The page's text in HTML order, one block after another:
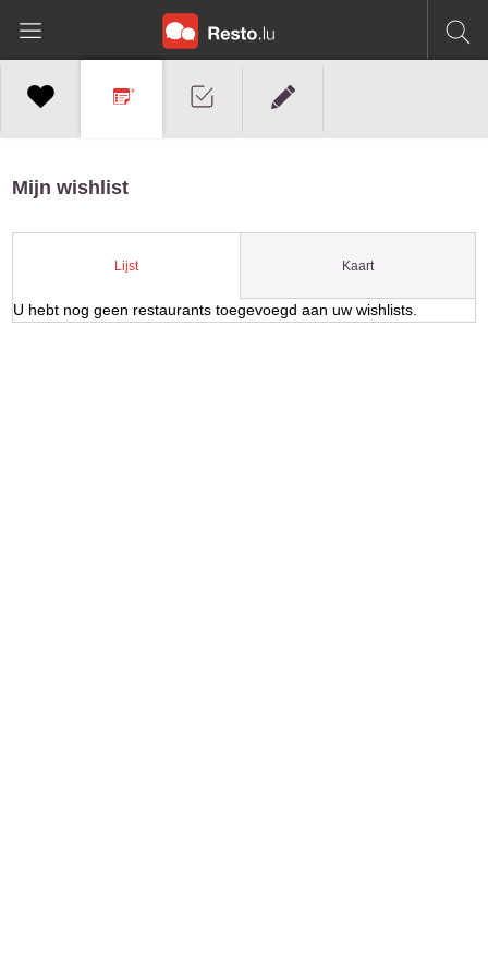
Mijn wishlist
Lijst Kaart
U hebt nog geen restaurants toegevoegd aan uw wishlists.